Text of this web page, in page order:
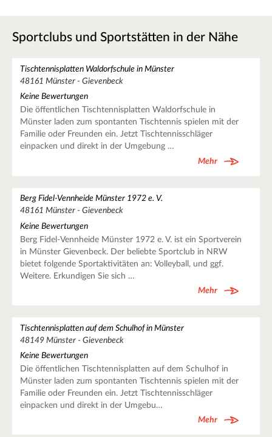
Sportclubs und Sportstätten in der Nähe
Tischtennisplatten Waldorfschule in Münster
48161 Münster - Gievenbeck
Keine Bewertungen
Die öffentlichen Tischtennisplatten Waldorfschule in
Münster laden zum spontanten Tischtennis spielen mit der
Familie oder Freunden ein. Jetzt Tischtennisschläger
einpacken und direkt in der Umgebung …
Mehr
Berg Fidel-Vennheide Münster 1972 e. V.
48161 Münster - Gievenbeck
Keine Bewertungen
Berg Fidel-Vennheide Münster 1972 e. V. ist ein Sportverein
in Münster Gievenbeck. Der beliebte Sportclub in NRW
bietet folgende Sportaktivitäten an: Volleyball, und ggf.
Weitere. Erkundigen Sie sich …
Mehr
Tischtennisplatten auf dem Schulhof in Münster
48149 Münster - Gievenbeck
Keine Bewertungen
Die öffentlichen Tischtennisplatten auf dem Schulhof in
Münster laden zum spontanten Tischtennis spielen mit der
Familie oder Freunden ein. Jetzt Tischtennisschläger
einpacken und direkt in der Umgebu…
Mehr